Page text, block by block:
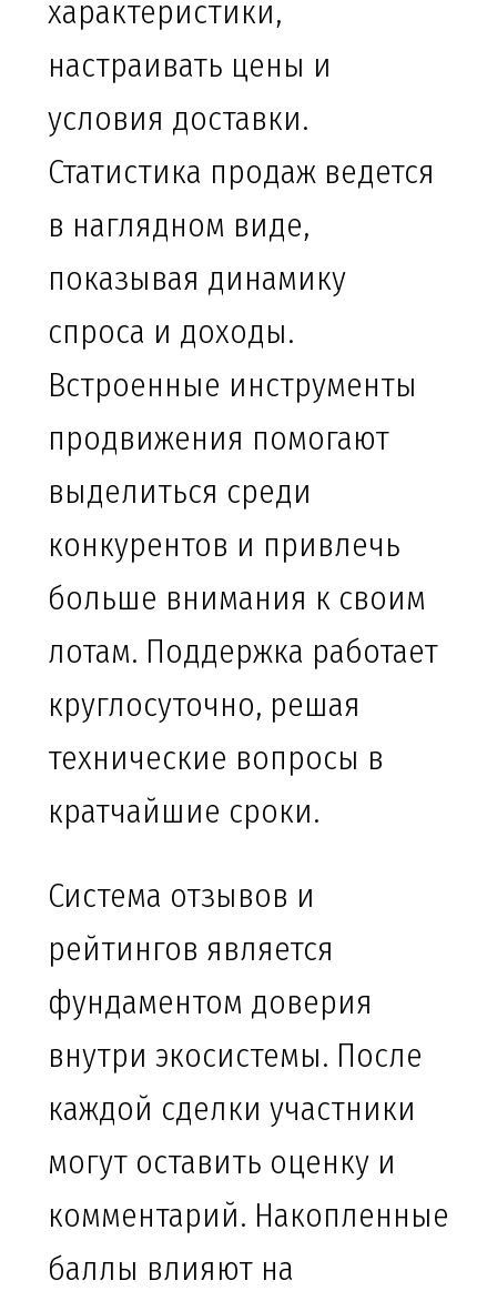
характеристики,
настраивать цены и
условия доставки.
Статистика продаж ведется
в наглядном виде,
показывая динамику
спроса и доходы.
Встроенные инструменты
продвижения помогают
выделиться среди
конкурентов и привлечь
больше внимания к своим
лотам. Поддержка работает
круглосуточно, решая
технические вопросы в
кратчайшие сроки.
Система отзывов и
рейтингов является
фундаментом доверия
внутри экосистемы. После
каждой сделки участники
могут оставить оценку и
комментарий. Накопленные
баллы влияют на